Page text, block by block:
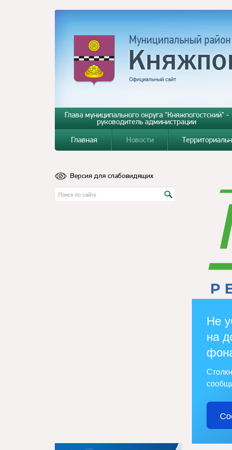
Глава муниципального округа "Княжпогостский" -
руководитель администрации
Главная Новости
Версия для слабовидящих
Не
на